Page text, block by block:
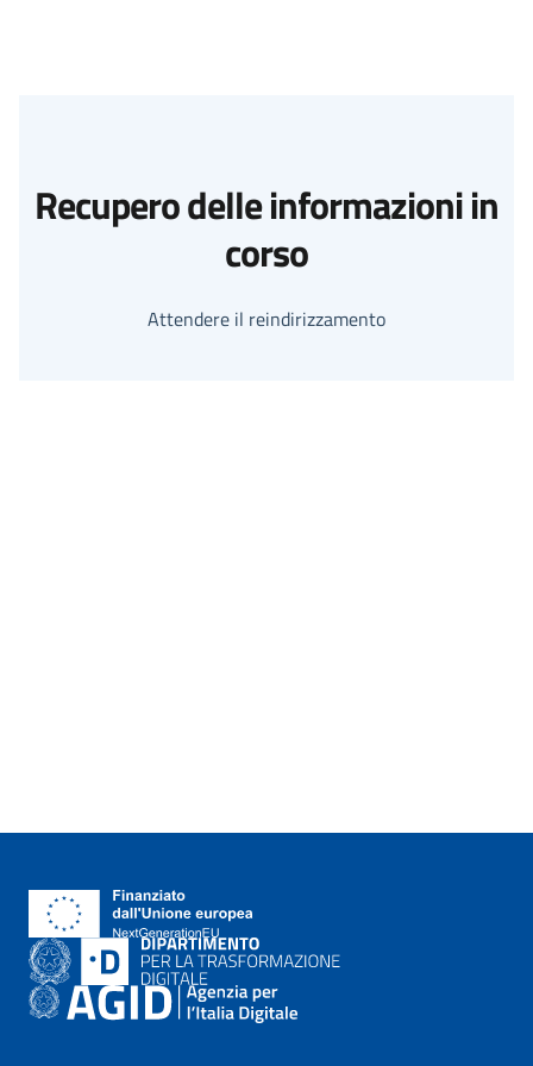
Recupero delle informazioni in
corso
Attendere il reindirizzamento